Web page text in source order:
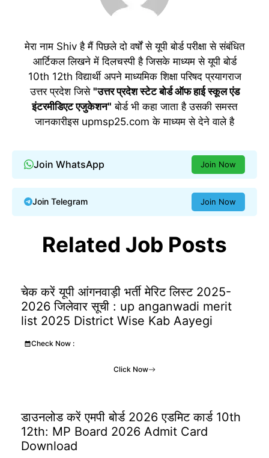
मेरा नाम Shiv है मैं पिछले दो वर्षों से यूपी बोर्ड परीक्षा से संबंधित
आर्टिकल लिखने में दिलचस्पी है जिसके माध्यम से यूपी बोर्ड
10th 12th विद्यार्थी अपने माध्यमिक शिक्षा परिषद प्रयागराज
उत्तर प्रदेश जिसे "उत्तर प्रदेश स्टेट बोर्ड ऑफ हाई स्कूल एंड
इंटरमीडिएट एजुकेशन" बोर्ड भी कहा जाता है उसकी समस्त
जानकारीइस upmsp25.com के माध्यम से देने वाले है
Join WhatsApp Join Now
Join Telegram Join Now
Related Job Posts
चेक करें यूपी आंगनवाड़ी भर्ती मेरिट लिस्ट 2025-
2026 जिलेवार सूची : up anganwadi merit
list 2025 District Wise Kab Aayegi
Check Now :
Click Now
डाउनलोड करें एमपी बोर्ड 2026 एडमिट कार्ड 10th
12th: MP Board 2026 Admit Card
Download